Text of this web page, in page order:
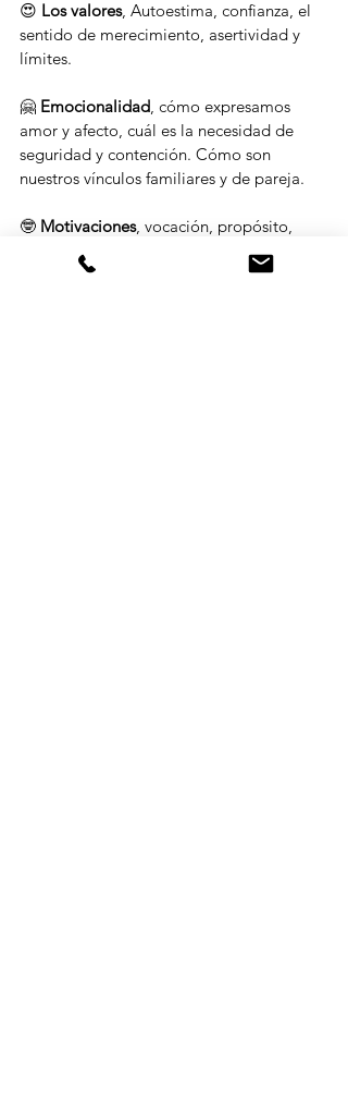
😍 Los valores, Autoestima, confianza, el
sentido de merecimiento, asertividad y
límites.
🤗 Emocionalidad , cómo expresamos
amor y afecto, cuál es la necesidad de
seguridad y contención. Cómo son
nuestros vínculos familiares y de pareja.
🤓 Motivaciones, vocación, propósito,
intereses e inclinaciones. Sentido del
deber, exigencia, ambiciones y manera se